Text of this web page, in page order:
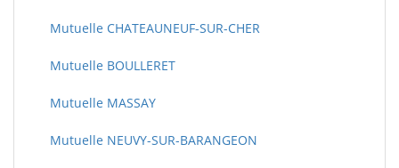
Mutuelle CHATEAUNEUF-SUR-CHER
Mutuelle BOULLERET
Mutuelle MASSAY
Mutuelle NEUVY-SUR-BARANGEON